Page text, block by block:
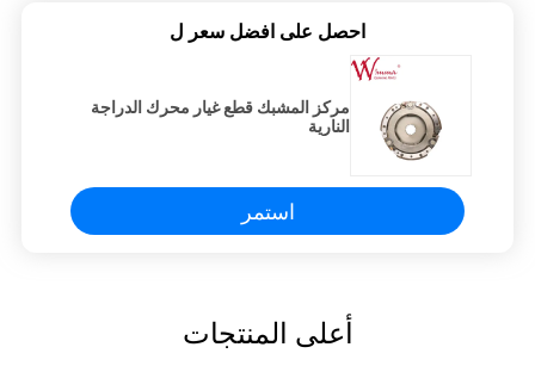
احصل على افضل سعر ل
مركز المشبك قطع غيار محرك الدراجة
النارية
استمر
أعلى المنتجات